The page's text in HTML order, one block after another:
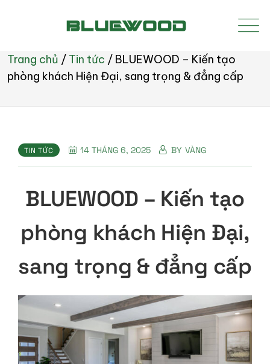
Trang chủ / Tin tức / BLUEWOOD – Kiến tạo
phòng khách Hiện Đại, sang trọng & đẳng cấp
TIN TỨC 14 THÁNG 6, 2025 BY VÀNG
BLUEWOOD – Kiến tạo
phòng khách Hiện Đại,
sang trọng & đẳng cấp